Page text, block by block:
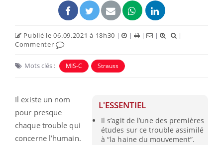
Publié le 06.09.2021 à 18h30 | | | |
|
Commenter
Mots clés : MIS-C Strauss
L'ESSENTIEL
Il s’agit de l’une des premières
études sur ce trouble assimilé
à “la haine du mouvement”.
Il existe un nom
pour presque
chaque trouble qui
concerne l’humain.